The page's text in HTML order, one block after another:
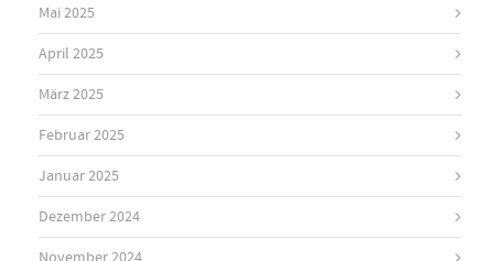
Mai 2025
April 2025
März 2025
Februar 2025
Januar 2025
Dezember 2024